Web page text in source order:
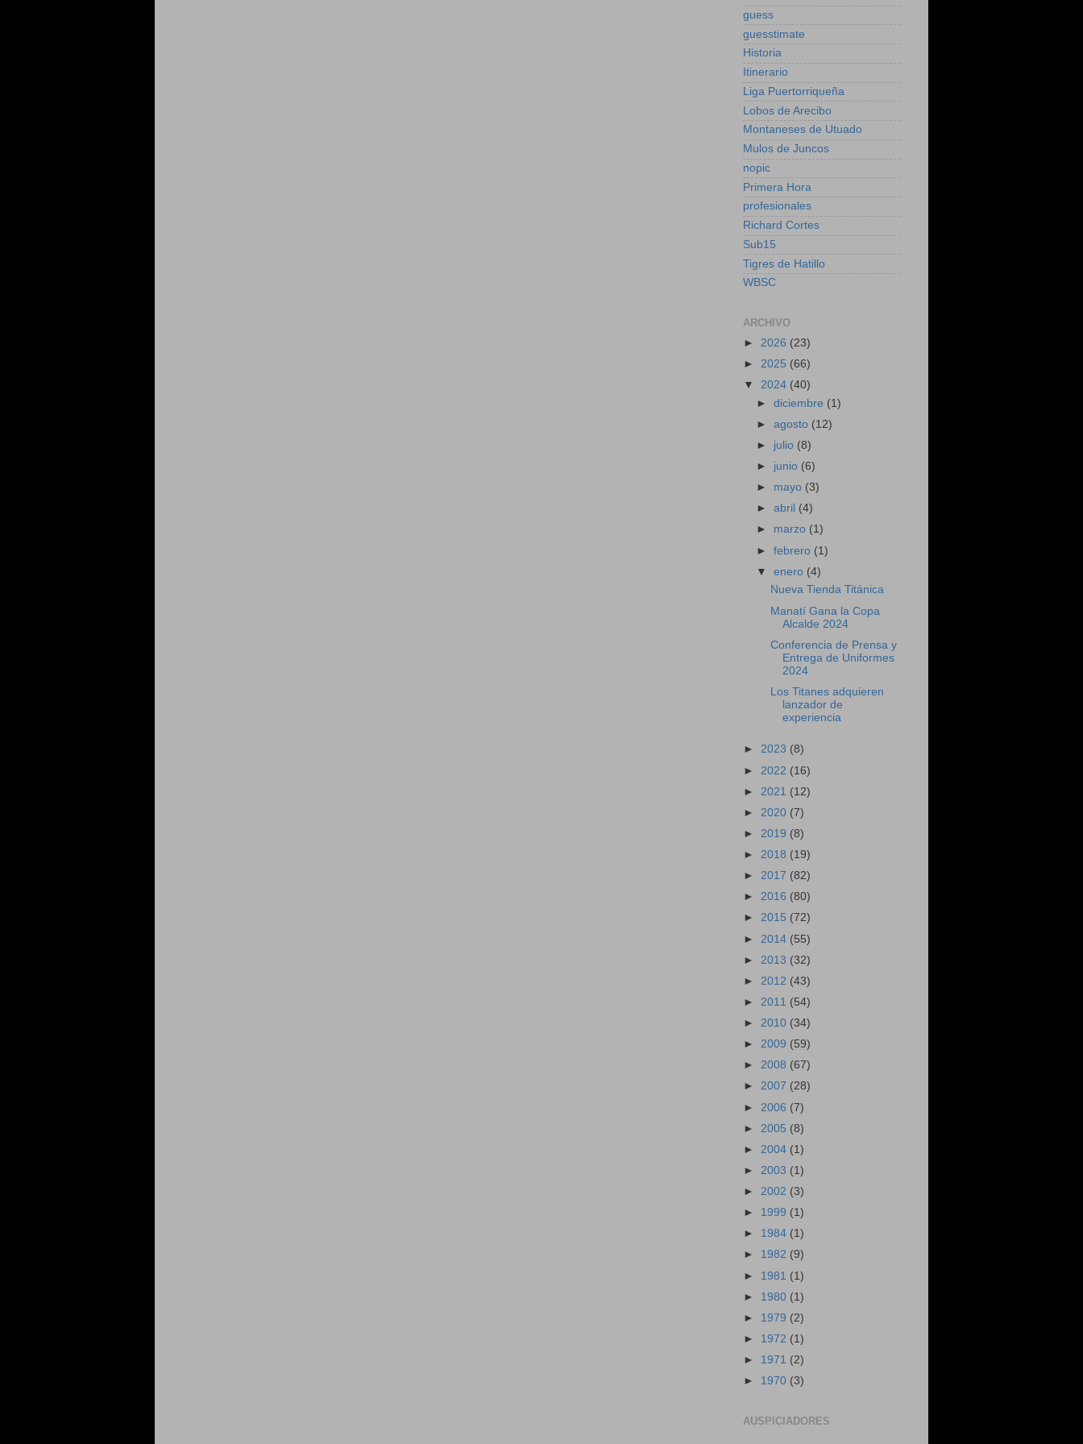
guess
guesstimate
Historia
Itinerario
Liga Puertorriqueña
Lobos de Arecibo
Montaneses de Utuado
Mulos de Juncos
nopic
Primera Hora
profesionales
Richard Cortes
Sub15
Tigres de Hatillo
WBSC
ARCHIVO
► 2026 (23)
► 2025 (66)
▼ 2024 (40)
►diciembre (1)
►agosto (12)
► julio (8)
► junio (6)
► mayo (3)
►abril (4)
► marzo (1)
►febrero (1)
▼enero (4)
Nueva Tienda Titánica
Manatí Gana la Copa
Alcalde 2024
Conferencia de Prensa y
Entrega de Uniformes
2024
Los Titanes adquieren
lanzador de
experiencia
► 2023 (8)
► 2022 (16)
► 2021 (12)
► 2020 (7)
► 2019 (8)
► 2018 (19)
► 2017 (82)
► 2016 (80)
► 2015 (72)
► 2014 (55)
► 2013 (32)
► 2012 (43)
► 2011 (54)
► 2010 (34)
► 2009 (59)
► 2008 (67)
► 2007 (28)
► 2006 (7)
► 2005 (8)
► 2004 (1)
► 2003 (1)
► 2002 (3)
► 1999 (1)
► 1984 (1)
► 1982 (9)
► 1981 (1)
► 1980 (1)
► 1979 (2)
► 1972 (1)
► 1971 (2)
► 1970 (3)
AUSPICIADORES